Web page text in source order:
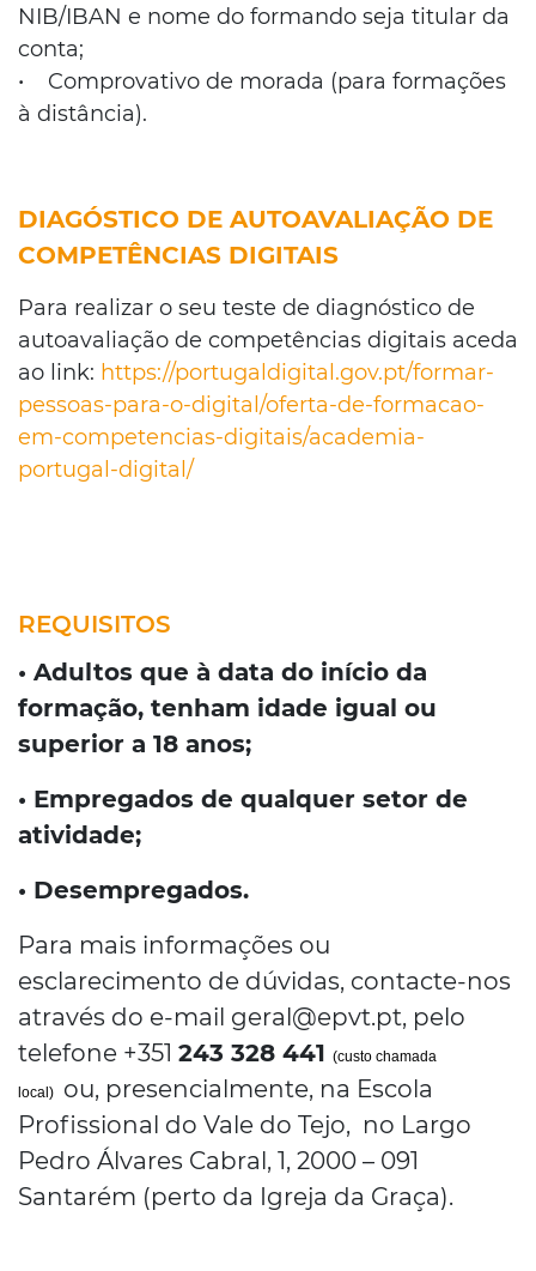
NIB/IBAN e nome do formando seja titular da
conta;
• Comprovativo de morada (para formações
à distância).
DIAGÓSTICO DE AUTOAVALIAÇÃO DE
COMPETÊNCIAS DIGITAIS
Para realizar o seu teste de diagnóstico de
autoavaliação de competências digitais aceda
ao link: https://portugaldigital.gov.pt/formar-
pessoas-para-o-digital/oferta-de-formacao-
em-competencias-digitais/academia-
portugal-digital/
REQUISITOS
• Adultos que à data do início da
formação, tenham idade igual ou
superior a 18 anos;
• Empregados de qualquer setor de
atividade;
• Desempregados.
Para mais informações ou
esclarecimento de dúvidas, contacte-nos
através do e-mail geral@epvt.pt, pelo
telefone +351 243 328 441 (custo chamada
local)
ou, presencialmente, na Escola
Profissional do Vale do Tejo, no Largo
Pedro Álvares Cabral, 1, 2000 – 091
Santarém (perto da Igreja da Graça).